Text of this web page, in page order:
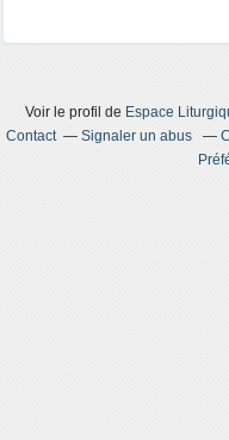
Voir le profil de Espace
Contact
Signaler un abus